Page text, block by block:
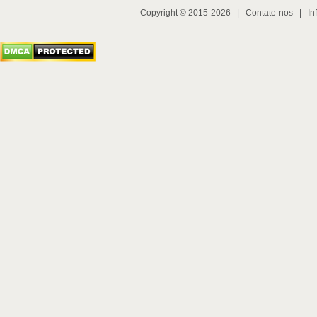
Copyright © 2015-2026 |Contate-nos |